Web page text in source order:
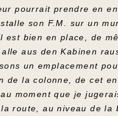
pourrait prendre en
son F.M. sur un
est bien en place, de
alle aus den Kabinen
un emplacement
de la colonne, de cet
moment que je
route, au niveau de la